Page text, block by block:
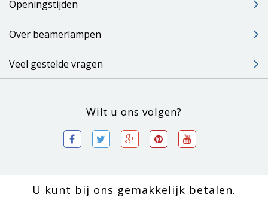
Openingstijden
Over beamerlampen
Veel gestelde vragen
Wilt u ons volgen?
U kunt bij ons gemakkelijk betalen.